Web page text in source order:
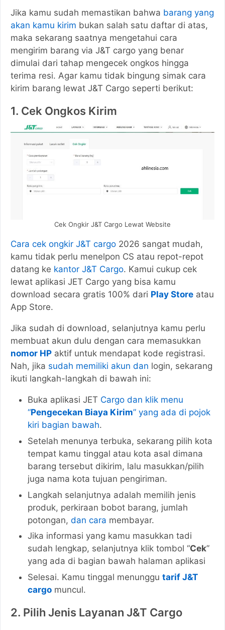
Jika kamu sudah memastikan bahwa barang yang
akan kamu kirim bukan salah satu daftar di atas,
maka sekarang saatnya mengetahui cara
mengirim barang via J&T cargo yang benar
dimulai dari tahap mengecek ongkos hingga
terima resi. Agar kamu tidak bingung simak cara
kirim barang lewat J&T Cargo seperti berikut:
1. Cek Ongkos Kirim
Cek Ongkir J&T Cargo Lewat Website
Cara cek ongkir J&T cargo 2026 sangat mudah,
kamu tidak perlu menelpon CS atau repot-repot
datang ke kantor J&T Cargo. Kamui cukup cek
lewat aplikasi JET Cargo yang bisa kamu
download secara gratis 100% dari Play Store atau
App Store.
Jika sudah di download, selanjutnya kamu perlu
membuat akun dulu dengan cara memasukkan
nomor HP aktif untuk mendapat kode registrasi.
Nah, jika sudah memiliki akun dan login, sekarang
ikuti langkah-langkah di bawah ini:
Buka aplikasi JET Cargo dan klik menu
“Pengecekan Biaya Kirim” yang ada di pojok
kiri bagian bawah.
Setelah menunya terbuka, sekarang pilih kota
tempat kamu tinggal atau kota asal dimana
barang tersebut dikirim, lalu masukkan/pilih
juga nama kota tujuan pengiriman.
Langkah selanjutnya adalah memilih jenis
produk, perkiraan bobot barang, jumlah
potongan, dan cara membayar.
Jika informasi yang kamu masukkan tadi
sudah lengkap, selanjutnya klik tombol “Cek”
yang ada di bagian bawah halaman aplikasi
Selesai. Kamu tinggal menunggu tarif J&T
cargo muncul.
2. Pilih Jenis Layanan J&T Cargo